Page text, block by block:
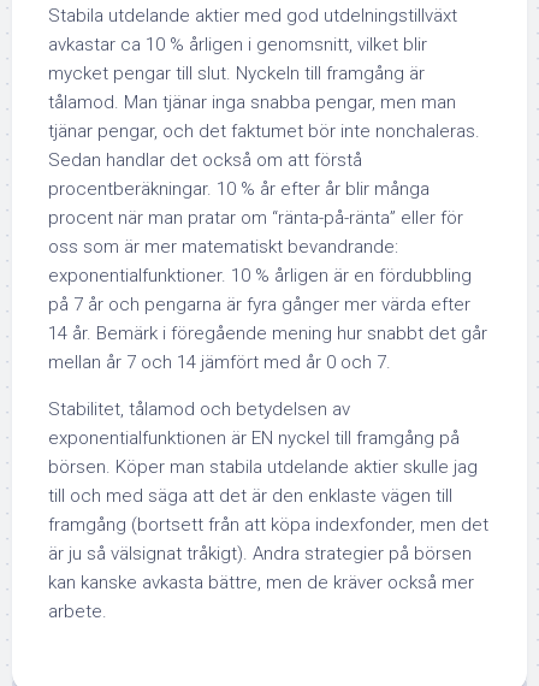
Stabila utdelande aktier med god utdelningstillväxt
avkastar ca 10 % årligen i genomsnitt, vilket blir
mycket pengar till slut. Nyckeln till framgång är
tålamod. Man tjänar inga snabba pengar, men man
tjänar pengar, och det faktumet bör inte nonchaleras.
Sedan handlar det också om att förstå
procentberäkningar. 10 % år efter år blir många
procent när man pratar om “ränta-på-ränta” eller för
oss som är mer matematiskt bevandrande:
exponentialfunktioner. 10 % årligen är en fördubbling
på 7 år och pengarna är fyra gånger mer värda efter
14 år. Bemärk i föregående mening hur snabbt det går
mellan år 7 och 14 jämfört med år 0 och 7.
Stabilitet, tålamod och betydelsen av
exponentialfunktionen är EN nyckel till framgång på
börsen. Köper man stabila utdelande aktier skulle jag
till och med säga att det är den enklaste vägen till
framgång (bortsett från att köpa indexfonder, men det
är ju så välsignat tråkigt). Andra strategier på börsen
kan kanske avkasta bättre, men de kräver också mer
arbete.